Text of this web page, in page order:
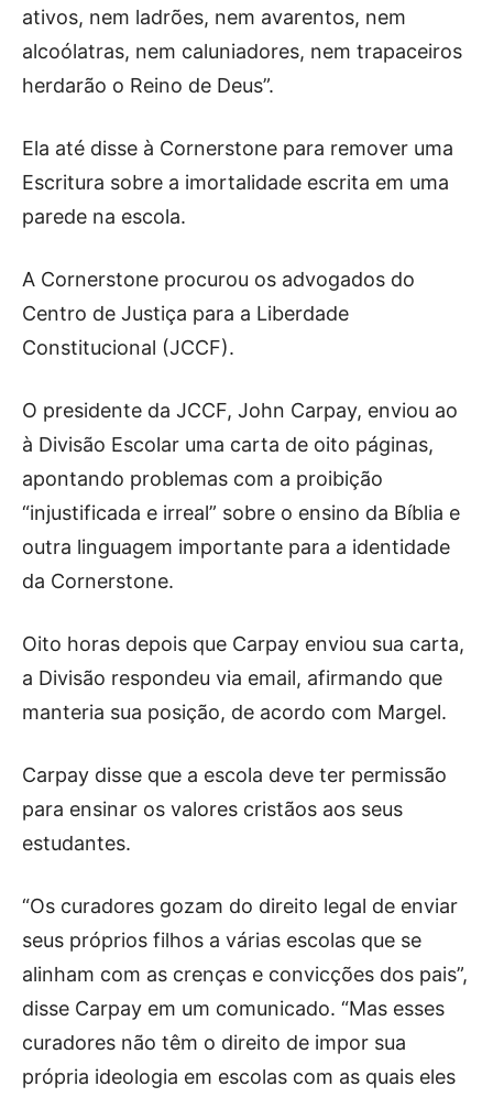
ativos, nem ladrões, nem avarentos, nem
alcoólatras, nem caluniadores, nem trapaceiros
herdarão o Reino de Deus”.
Ela até disse à Cornerstone para remover uma
Escritura sobre a imortalidade escrita em uma
parede na escola.
A Cornerstone procurou os advogados do
Centro de Justiça para a Liberdade
Constitucional (JCCF).
O presidente da JCCF, John Carpay, enviou ao
à Divisão Escolar uma carta de oito páginas,
apontando problemas com a proibição
“injustificada e irreal” sobre o ensino da Bíblia e
outra linguagem importante para a identidade
da Cornerstone.
Oito horas depois que Carpay enviou sua carta,
a Divisão respondeu via email, afirmando que
manteria sua posição, de acordo com Margel.
Carpay disse que a escola deve ter permissão
para ensinar os valores cristãos aos seus
estudantes.
“Os curadores gozam do direito legal de enviar
seus próprios filhos a várias escolas que se
alinham com as crenças e convicções dos pais”,
disse Carpay em um comunicado. “Mas esses
curadores não têm o direito de impor sua
própria ideologia em escolas com as quais eles